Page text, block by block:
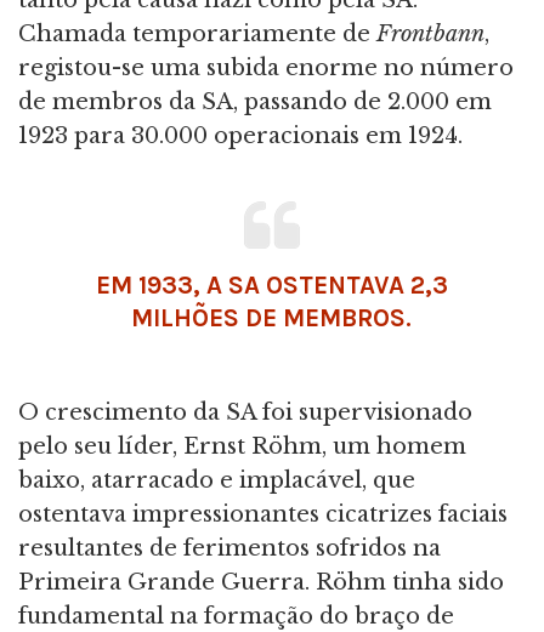
Chamada temporariamente deFrontbann,
registou-se uma subida enorme no número
de membros da SA, passando de 2.000 em
1923 para 30.000 operacionais em 1924.
EM 1933, A SA OSTENTAVA 2,3
MILHÕES DE MEMBROS.
O crescimento da SA foi supervisionado
pelo seu líder, Ernst Röhm, um homem
baixo, atarracado e implacável, que
ostentava impressionantes cicatrizes faciais
resultantes de ferimentos sofridos na
Primeira Grande Guerra. Röhm tinha sido
fundamental na formação do braço de